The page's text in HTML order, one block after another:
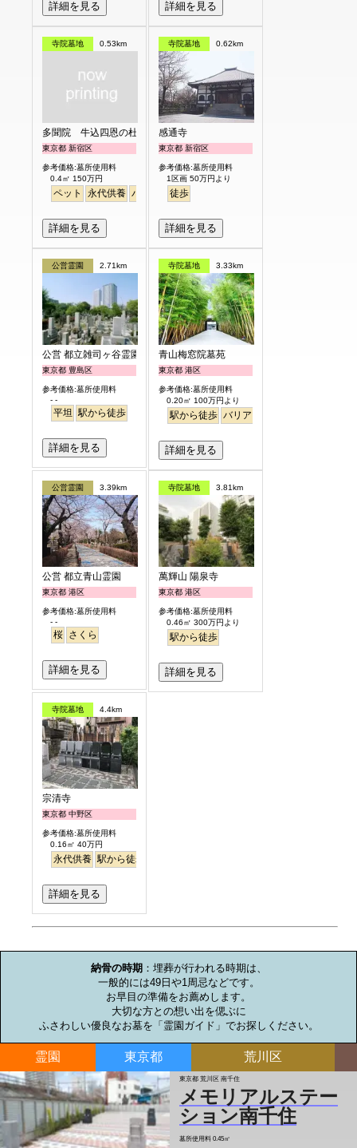
詳細を見る 詳細を見る
寺院墓地 0.53km
多聞院 牛込四恩の杜
東京都 新宿区
参考価格:墓所使用料
0.4㎡ 150万円
ペット 永代供養 バリアフリー
詳細を見る
寺院墓地 0.62km
感通寺
東京都 新宿区
参考価格:墓所使用料
1区画 50万円より
徒歩
詳細を見る
公営霊園 2.71km
公営 都立雑司ヶ谷霊園
東京都 豊島区
参考価格:墓所使用料
- -
平坦 駅から徒歩
詳細を見る
寺院墓地 3.33km
青山梅窓院墓苑
東京都 港区
参考価格:墓所使用料
0.20㎡ 100万円より
駅から徒歩 バリアフリー
詳細を見る
公営霊園 3.39km
公営 都立青山霊園
東京都 港区
参考価格:墓所使用料
- -
桜 さくら
詳細を見る
寺院墓地 3.81km
萬輝山 陽泉寺
東京都 港区
参考価格:墓所使用料
0.46㎡ 300万円より
駅から徒歩
詳細を見る
寺院墓地 4.4km
宗清寺
東京都 中野区
参考価格:墓所使用料
0.16㎡ 40万円
永代供養 駅から徒歩
詳細を見る
納骨の時期：埋葬が行われる時期は、
一般的には49日や1周忌などです。
お早目の準備をお薦めします。
大切な方との想い出を偲ぶに
ふさわしい優良なお墓を「霊園ガイド」でお探しください。
霊園 東京都 荒川区
東京都 荒川区 南千住
メモリアルステー
ション南千住
墓所使用料 0.45㎡